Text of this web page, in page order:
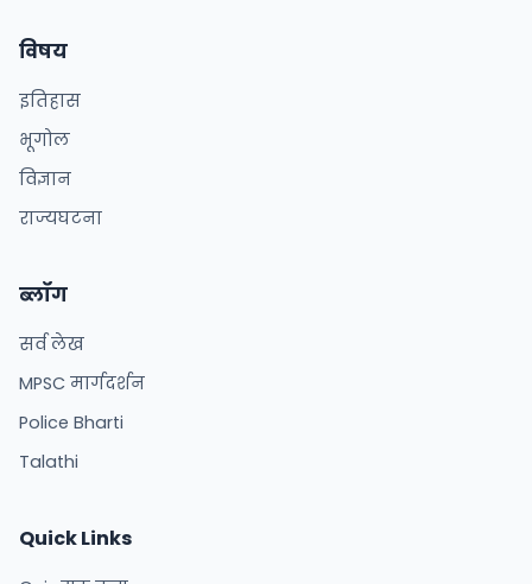
विषय
इतिहास
भूगोल
विज्ञान
राज्यघटना
ब्लॉग
सर्व लेख
MPSC मार्गदर्शन
Police Bharti
Talathi
Quick Links